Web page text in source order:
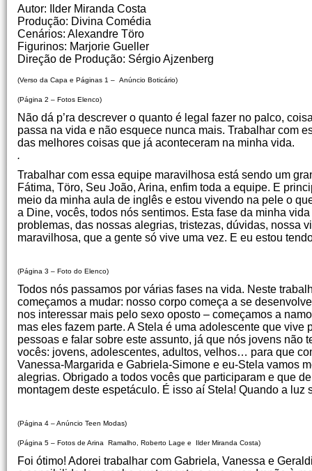
Autor: Ilder Miranda Costa
Produção: Divina Comédia
Cenários: Alexandre Töro
Figurinos: Marjorie Gueller
Direção de Produção: Sérgio Ajzenberg
(Verso da Capa e Páginas 1 – Anúncio Boticário)
(Página 2 – Fotos Elenco)
Não dá p’ra descrever o quanto é legal fazer no palco,
passa na vida e não esquece nunca mais. Trabalhar com
das melhores coisas que já aconteceram na minha vida.
. Gabriela
Trabalhar com essa equipe maravilhosa está sendo um
Fátima, Töro, Seu João, Arina, enfim toda a equipe. E
meio da minha aula de inglês e estou vivendo na pele o
a Dine, vocês, todos nós sentimos. Esta fase da minha
problemas, das nossas alegrias, tristezas, dúvidas, nossa
maravilhosa, que a gente só vive uma vez. E eu estou
(Página 3 – Foto do Elenco)
Todos nós passamos por várias fases na vida. Neste
começamos a mudar: nosso corpo começa a se
nos interessar mais pelo sexo oposto – começamos a
mas eles fazem parte. A Stela é uma adolescente que
pessoas e falar sobre este assunto, já que nós jovens não
vocês: jovens, adolescentes, adultos, velhos… para que
Vanessa-Margarida e Gabriela-Simone e eu-Stela vamos
alegrias. Obrigado a todos vocês que participaram e que
montagem deste espetáculo. É isso aí Stela! Quando a
(Página 4 – Anúncio Teen Modas)
(Página 5 – Fotos de Arina Ramalho, Roberto Lage e Ilder Miranda Costa)
Foi ótimo! Adorei trabalhar com Gabriela, Vanessa e